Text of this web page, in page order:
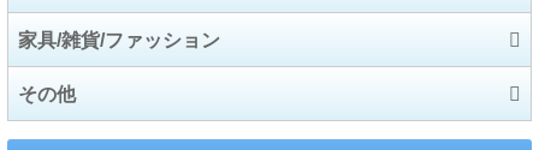
電気自動車充電設備関連
厨房機器
アウトドア
スポーツ
家具/雑貨/ファッション
家具
その他